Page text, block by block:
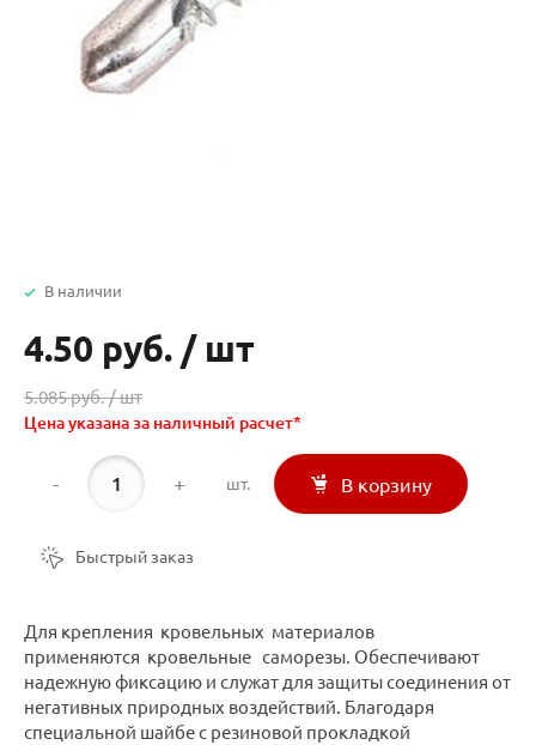
В наличии
4.50 руб. / шт
5.085 руб. /шт
Цена указана за наличный расчет*
- + шт. В корзину
Быстрый заказ
Для крепления кровельных материалов
применяются кровельные саморезы. Обеспечивают
надежную фиксацию и служат для защиты соединения от
негативных природных воздействий. Благодаря
специальной шайбе с резиновой прокладкой